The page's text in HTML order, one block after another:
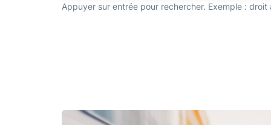
Appuyer sur entrée pour rechercher. Exemple : droit
Image